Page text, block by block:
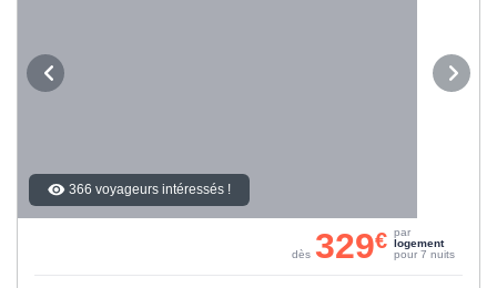
366 voyageurs intéressés !
dès 329€ par
logement
pour 7 nuits